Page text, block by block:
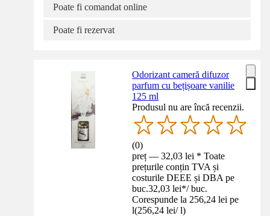
Poate fi comandat online
Poate fi rezervat
Odorizant cameră difuzor
parfum cu bețișoare vanilie
125 ml
Produsul nu are încă recenzii.
(0)
preț — 32,03 lei * Toate
prețurile conțin TVA și
costurile DEEE și DBA pe
buc.32,03 lei*/ buc.
Corespunde la 256,24 lei pe
l(256,24 lei/ l)